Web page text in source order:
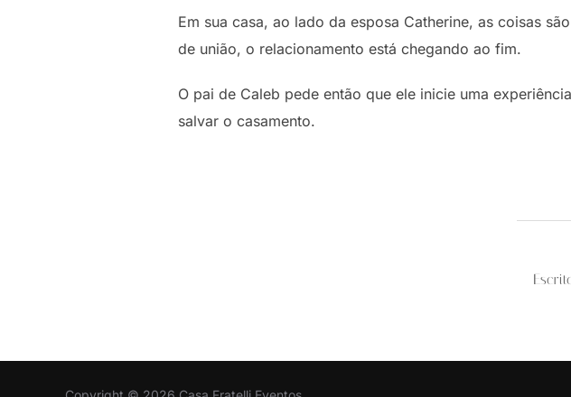
Em sua casa, ao lado da esposa Catherine, as coisas
de união, o relacionamento está chegando ao fim.
O pai de Caleb pede então que ele inicie uma
salvar o casamento.